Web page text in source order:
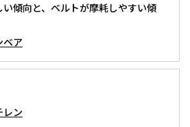
傾向と、ベルトが摩耗しやすい傾
ア
ン